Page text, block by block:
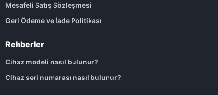
Mesafeli Satış Sözleşmesi
Geri Ödeme ve İade Politikası
Rehberler
Cihaz modeli nasıl bulunur?
Cihaz seri numarası nasıl bulunur?